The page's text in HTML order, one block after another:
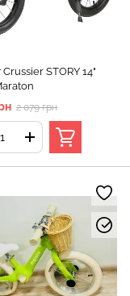
Crussier STORY 14"
2 079 грн